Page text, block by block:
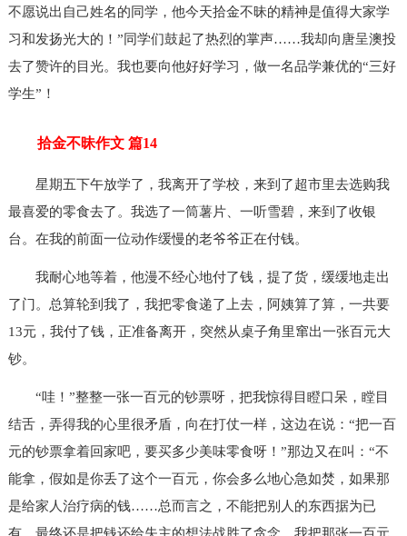
不愿说出自己姓名的同学，他今天拾金不昧的精神是值得大家学
习和发扬光大的！”同学们鼓起了热烈的掌声……我却向唐呈澳投
去了赞许的目光。我也要向他好好学习，做一名品学兼优的“三好
学生”！
拾金不昧作文 篇14
星期五下午放学了，我离开了学校，来到了超市里去选购我
最喜爱的零食去了。我选了一筒薯片、一听雪碧，来到了收银
台。在我的前面一位动作缓慢的老爷爷正在付钱。
我耐心地等着，他漫不经心地付了钱，提了货，缓缓地走出
了门。总算轮到我了，我把零食递了上去，阿姨算了算，一共要
13元，我付了钱，正准备离开，突然从桌子角里窜出一张百元大
钞。
“哇！”整整一张一百元的钞票呀，把我惊得目瞪口呆，瞠目
结舌，弄得我的心里很矛盾，向在打仗一样，这边在说：“把一百
元的钞票拿着回家吧，要买多少美味零食呀！”那边又在叫：“不
能拿，假如是你丢了这个一百元，你会多么地心急如焚，如果那
是给家人治疗病的钱……总而言之，不能把别人的东西据为已
有，最终还是把钱还给失主的想法战胜了贪念。我把那张一百元